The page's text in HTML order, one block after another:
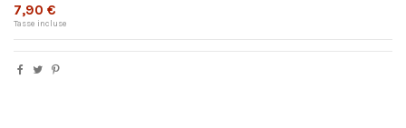
7,90 €
Tasse incluse